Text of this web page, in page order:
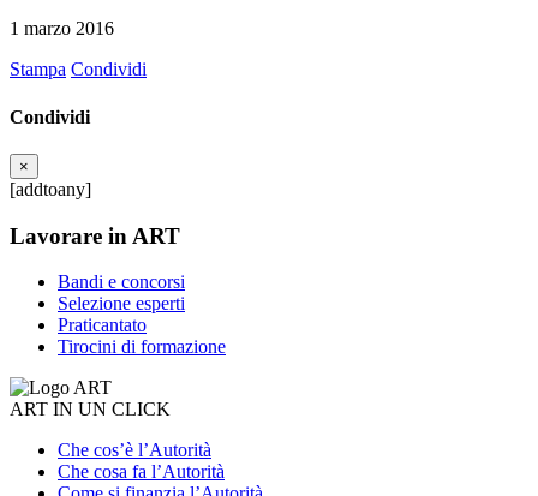
1 marzo 2016
Stampa Condividi
Condividi
×
[addtoany]
Lavorare in ART
Bandi e concorsi
Selezione esperti
Praticantato
Tirocini di formazione
ART IN UN CLICK
Che cos’è l’Autorità
Che cosa fa l’Autorità